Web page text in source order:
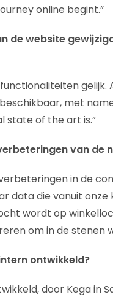
online begint.”
de website
met
state of the art is.”
van de
in de
data die vanuit
wordt op
om in de stenen
ontwikkeld?
door Kega in